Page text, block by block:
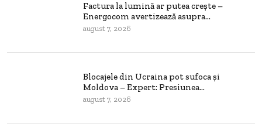
Factura la lumină ar putea crește –
Energocom avertizează asupra...
august 7, 2026
Blocajele din Ucraina pot sufoca și
Moldova – Expert: Presiunea...
august 7, 2026